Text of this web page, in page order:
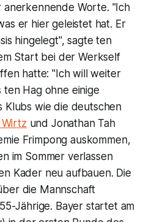
Worte. "Ich
er hier geleistet hat. Er
hingelegt", sagte ten
Start bei der Werkself
hatte: "Ich will weiter
ten Hag ohne einige
Klubs wie die deutschen
Wirtz und Jonathan Tah
Frimpong auskommen,
im Sommer verlassen
Kader neu aufbauen. Die
die Mannschaft
Jährige. Bayer startet am